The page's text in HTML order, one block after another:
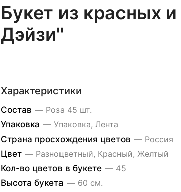
Букет из красных
Дэйзи"
Характеристики
Состав — Роза 45 шт.
Упаковка — Упаковка, Лента
Страна просхождения цветов — Россия
Цвет — Разноцветный, Красный, Желтый
Кол-во цветов в букете — 45
Высота букета — 60 см.